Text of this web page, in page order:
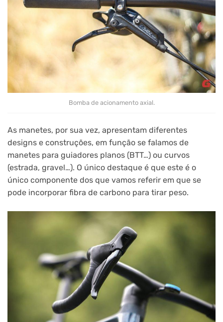
Bomba de acionamento axial.
As manetes, por sua vez, apresentam diferentes
designs e construções, em função se falamos de
manetes para guiadores planos (BTT…) ou curvos
(estrada, gravel…). O único destaque é que este é o
único componente dos que vamos referir em que se
pode incorporar fibra de carbono para tirar peso.